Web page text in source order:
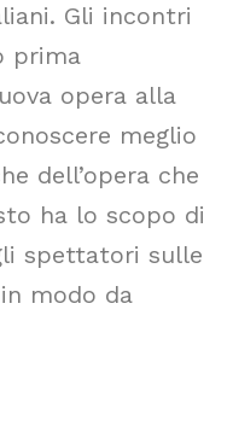
Gli incontri
prima
opera alla
meglio
dell’opera che
ha lo scopo di
spettatori sulle
modo da